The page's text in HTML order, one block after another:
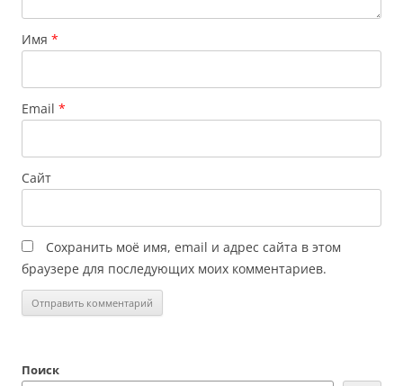
Имя *
Email *
Сайт
Сохранить моё имя, email и адрес сайта в этом
браузере для последующих моих комментариев.
Поиск